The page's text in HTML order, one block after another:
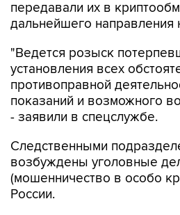
передавали их в
дальнейшего направления
"Ведется розыск
установления всех
противоправной
показаний и возможного
- заявили в спецслужбе.
Следственными
возбуждены уголовные
(мошенничество в особо
России.